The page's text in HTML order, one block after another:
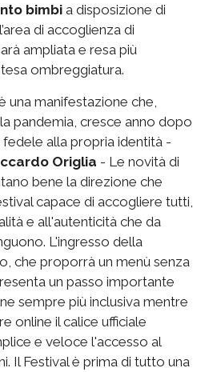
bimbi a disposizione di
di accoglienza di
ampliata e resa più
ombreggiatura.
una manifestazione che,
pandemia, cresce anno dopo
alla propria identità -
Origlia - Le novità di
bene la direzione che
capace di accogliere tutti,
e all'autenticità che da
L'ingresso della
che proporrà un menù senza
un passo importante
sempre più inclusiva mentre
online il calice ufficiale
e veloce l'accesso al
Il Festival è prima di tutto una